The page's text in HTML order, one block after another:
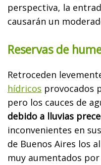
perspectiva, la
causarán un
Reservas de
Retroceden
hídricos provocados
pero los cauces de
debido a lluvias
inconvenientes en
de Buenos Aires los
muy aumentados